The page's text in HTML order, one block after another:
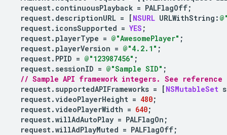
request. continuousPlayback = PALFlagOff;
request. descriptionURL = [ NSURL URLWithString :
request. iconsSupported = YES ;
request. playerType = @"AwesomePlayer" ;
request. playerVersion = @"4.2.1" ;
request. PPID = @"123987456" ;
request. sessionID = @"Sample SID" ;
// Sample API framework integers. See
request. supportedAPIFrameworks = [ NSMutableSet
request.videoPlayerHeight = 480;
request.videoPlayerWidth = 640;
request.willAdAutoPlay = PALFlagOn ;
request.willAdPlayMuted = PALFlagOff;